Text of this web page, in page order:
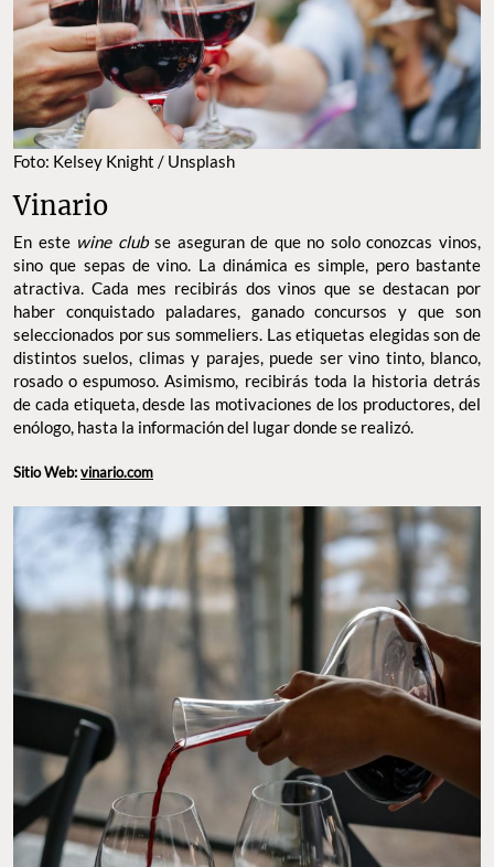
Foto: Kelsey Knight / Unsplash
Vinario
En este wine clubse aseguran de que no solo conozcas vinos,
sino que sepas de vino. La dinámica es simple, pero bastante
atractiva. Cada mes recibirás dos vinos que se destacan por
haber conquistado paladares, ganado concursos y que son
seleccionados por sus sommeliers. Las etiquetas elegidas son de
distintos suelos, climas y parajes, puede ser vino tinto, blanco,
rosado o espumoso. Asimismo, recibirás toda la historia detrás
de cada etiqueta, desde las motivaciones de los productores, del
enólogo, hasta la información del lugar donde se realizó.
Sitio Web:vinario.com